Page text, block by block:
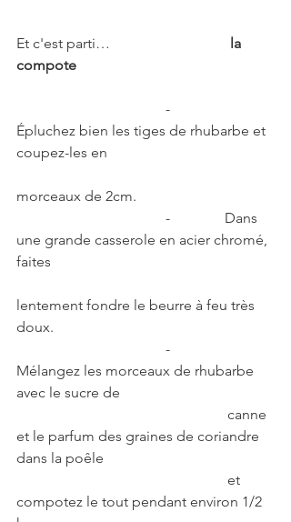
Et c'est parti…
la
compote
Épluchez bien les tiges de rhubarbe et
coupez-les en
morceaux de 2cm.
une grande casserole en acier chromé,
faites
lentement fondre le beurre à feu très
doux.
Mélangez les morceaux de rhubarbe
avec le sucre de
et le parfum des graines de coriandre
dans la poêle
compotez le tout pendant environ 1/2